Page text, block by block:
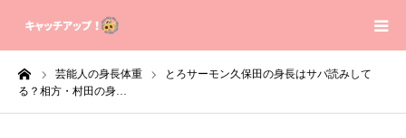
芸能人の身長体重
とろサーモン久保田の身長はサバ読みして
る？相方・村田の身…
Home